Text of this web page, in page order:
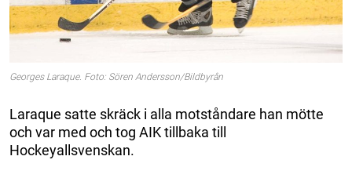
Georges Laraque. Foto: Sören Andersson/Bildbyrån
Laraque satte skräck i alla motståndare han mötte
och var med och tog AIK tillbaka till
Hockeyallsvenskan.